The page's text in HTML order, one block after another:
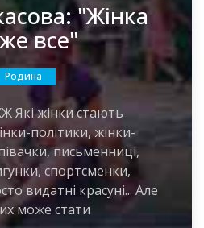
"Жінка
все"
Родина
Які жінки стають
політики, жінки-
письменниці,
спортсменки,
видатні красуні... Але
може стати